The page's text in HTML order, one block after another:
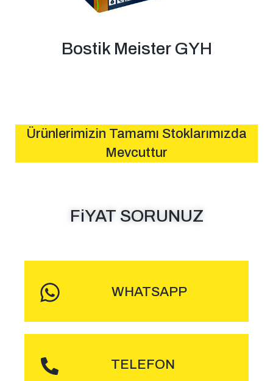
Bostik Meister GYH
Ürünlerimizin Tamamı Stoklarımızda
Mevcuttur
FiYAT SORUNUZ
WHATSAPP
TELEFON